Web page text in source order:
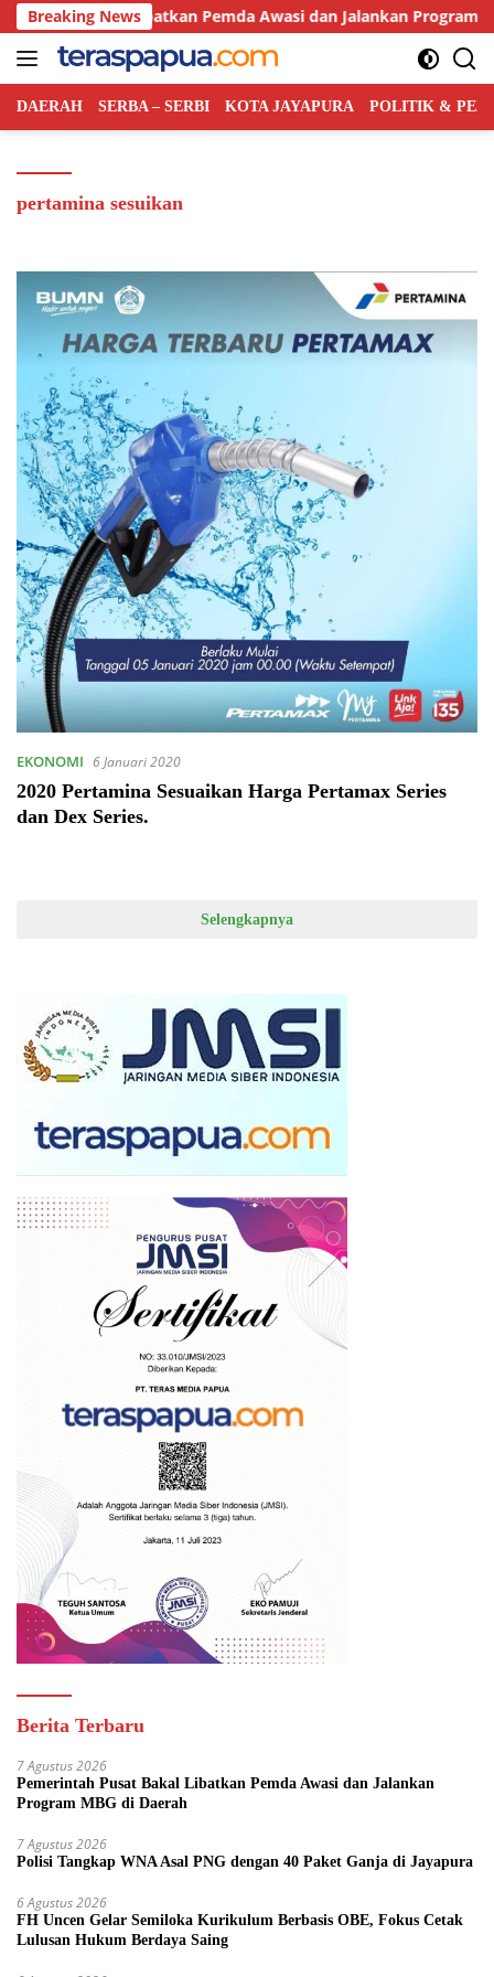
Langsung
ke
konten
Breaking News
Bakal Libatkan Pemda Awasi dan Jalankan Program MBG di
DAERAH SERBA – SERBI KOTA JAYAPURA POLITIK &
pertamina sesuikan
EKONOMI 6 Januari 2020
2020 Pertamina Sesuaikan Harga Pertamax Series
dan Dex Series.
Selengkapnya
Berita Terbaru
7 Agustus 2026
Pemerintah Pusat Bakal Libatkan Pemda Awasi dan Jalankan
Program MBG di Daerah
7 Agustus 2026
Polisi Tangkap WNA Asal PNG dengan 40 Paket Ganja di Jayapura
6 Agustus 2026
FH Uncen Gelar Semiloka Kurikulum Berbasis OBE, Fokus Cetak
Lulusan Hukum Berdaya Saing